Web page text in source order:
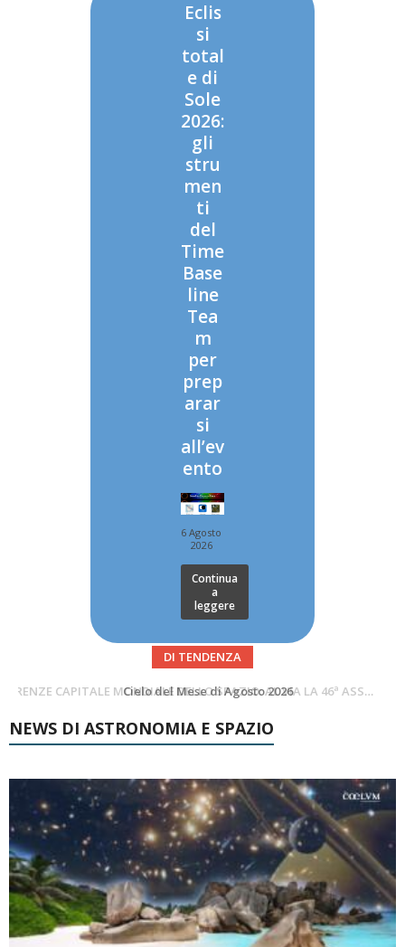
Eclis
si
total
e di
Sole
2026:
gli
stru
men
ti
del
Time
Base
line
Tea
m
per
prep
arar
si
all’ev
ento
6 Agosto
2026
Continua
a
leggere
DI TENDENZA
Cielo del Mese di Agosto 2026
SUPERNOVAE aggiornamenti del mese – Agosto 2026
NEWS DI ASTRONOMIA E SPAZIO